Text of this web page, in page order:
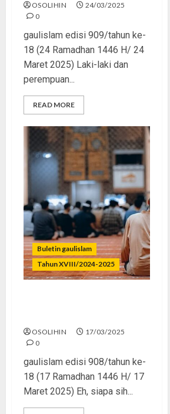
OSOLIHIN
24/03/2025
0
gaulislam edisi 909/tahun ke-
18 (24 Ramadhan 1446 H/ 24
Maret 2025) Laki-laki dan
perempuan...
READ MORE
Buletin gaulislam
Tahun XVIII/2024-2025
OSOLIHIN
17/03/2025
0
gaulislam edisi 908/tahun ke-
18 (17 Ramadhan 1446 H/ 17
Maret 2025) Eh, siapa sih...